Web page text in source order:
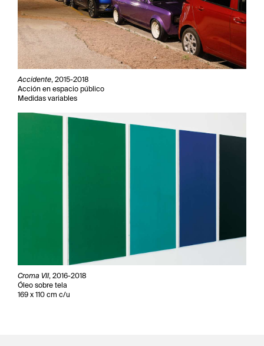
Accidente, 2015-2018
Acción en espacio público
Medidas variables
Croma VII, 2016-2018
Óleo sobre tela
169 x 110 cm c/u